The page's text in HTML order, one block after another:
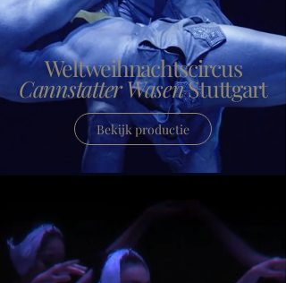
Weltweihnachtscircus
Cannstatter WasenStuttgart
Bekijk productie